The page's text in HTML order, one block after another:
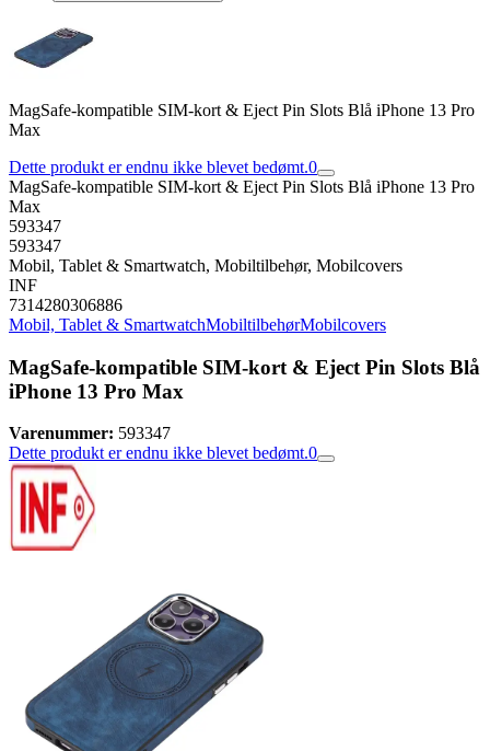
MagSafe-kompatible SIM-kort & Eject Pin Slots Blå iPhone 13 Pro
Max
Dette produkt er endnu ikke blevet bedømt.0
MagSafe-kompatible SIM-kort & Eject Pin Slots Blå iPhone 13 Pro
Max
593347
593347
Mobil, Tablet & Smartwatch, Mobiltilbehør, Mobilcovers
INF
7314280306886
Mobil, Tablet & SmartwatchMobiltilbehørMobilcovers
MagSafe-kompatible SIM-kort & Eject Pin Slots Blå
iPhone 13 Pro Max
Varenummer: 593347
Dette produkt er endnu ikke blevet bedømt.0